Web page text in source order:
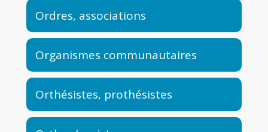
Ordres, associations
Organismes communautaires
Orthésistes, prothésistes